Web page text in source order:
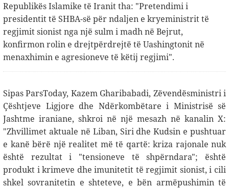
Republikës Islamike të Iranit tha: "Pretendimi i
presidentit të SHBA-së për ndaljen e kryeministrit të
regjimit sionist nga një sulm i madh në Bejrut,
konfirmon rolin e drejtpërdrejtë të Uashingtonit në
menaxhimin e agresioneve të këtij regjimi".
Sipas ParsToday, Kazem Gharibabadi, Zëvendësministri i
Çështjeve Ligjore dhe Ndërkombëtare i Ministrisë së
Jashtme iraniane, shkroi në një mesazh në kanalin X:
"Zhvillimet aktuale në Liban, Siri dhe Kudsin e pushtuar
e kanë bërë një realitet më të qartë: kriza rajonale nuk
është rezultat i "tensioneve të shpërndara"; është
produkt i krimeve dhe imunitetit të regjimit sionist, i cili
shkel sovranitetin e shteteve, e bën armëpushimin të